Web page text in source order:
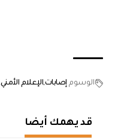
الوسوم إصاباتالإعلام الأمني
قد يهمك أيضا